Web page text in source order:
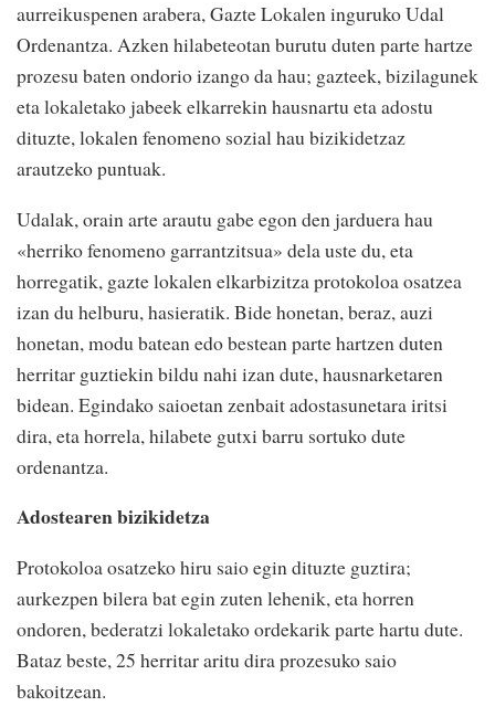
aurreikuspenen arabera, Gazte Lokalen inguruko Udal
Ordenantza. Azken hilabeteotan burutu duten parte hartze
prozesu baten ondorio izango da hau; gazteek, bizilagunek
eta lokaletako jabeek elkarrekin hausnartu eta adostu
dituzte, lokalen fenomeno sozial hau bizikidetzaz
arautzeko puntuak.
Udalak, orain arte arautu gabe egon den jarduera hau
«herriko fenomeno garrantzitsua» dela uste du, eta
horregatik, gazte lokalen elkarbizitza protokoloa osatzea
izan du helburu, hasieratik. Bide honetan, beraz, auzi
honetan, modu batean edo bestean parte hartzen duten
herritar guztiekin bildu nahi izan dute, hausnarketaren
bidean. Egindako saioetan zenbait adostasunetara iritsi
dira, eta horrela, hilabete gutxi barru sortuko dute
ordenantza.
Adostearen bizikidetza
Protokoloa osatzeko hiru saio egin dituzte guztira;
aurkezpen bilera bat egin zuten lehenik, eta horren
ondoren, bederatzi lokaletako ordekarik parte hartu dute.
Bataz beste, 25 herritar aritu dira prozesuko saio
bakoitzean.